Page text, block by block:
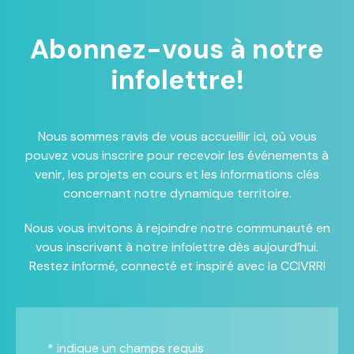
Abonnez-vous à notre
infolettre!
Nous sommes ravis de vous accueillir ici, où vous
pouvez vous inscrire pour recevoir les événements à
venir, les projets en cours et les informations clés
concernant notre dynamique territoire.
Nous vous invitons à rejoindre notre communauté en
vous inscrivant à notre infolettre dès aujourd’hui.
Restez informé, connecté et inspiré avec la CCIVRR!
* indique un champs requis